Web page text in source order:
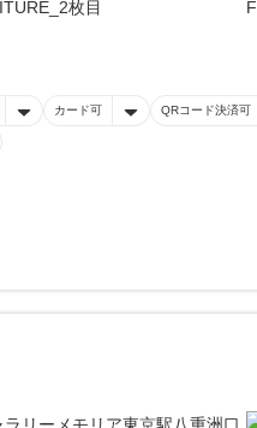
カード可 QRコード決済可